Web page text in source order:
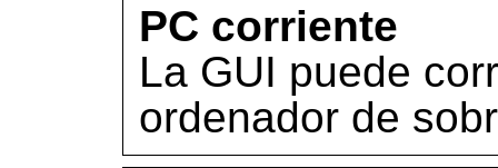
PC corriente
La GUI puede
ordenador de